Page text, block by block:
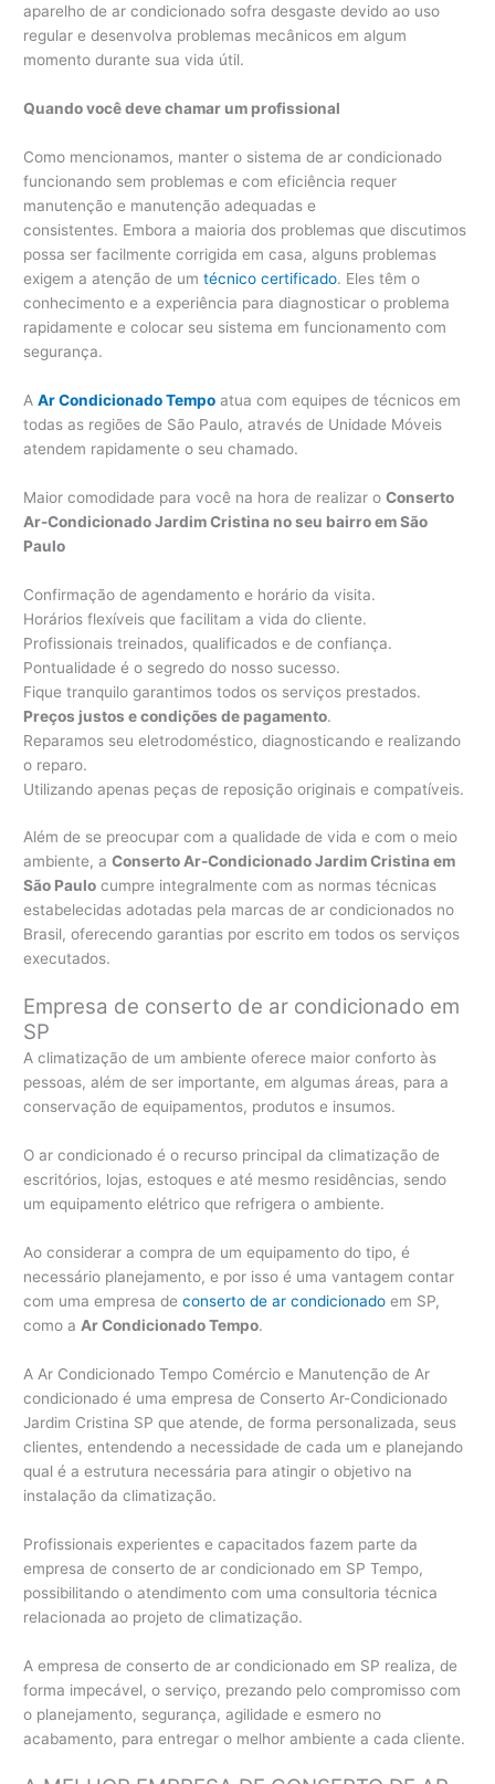
aparelho de ar condicionado sofra desgaste devido ao uso
regular e desenvolva problemas mecânicos em algum
momento durante sua vida útil.
Quando você deve chamar um profissional
Como mencionamos, manter o sistema de ar condicionado
funcionando sem problemas e com eficiência requer
manutenção e manutenção adequadas e
consistentes. Embora a maioria dos problemas que discutimos
possa ser facilmente corrigida em casa, alguns problemas
exigem a atenção de umtécnico certificado. Eles têm o
conhecimento e a experiência para diagnosticar o problema
rapidamente e colocar seu sistema em funcionamento com
segurança.
AAr Condicionado Tempo atua com equipes de técnicos em
todas as regiões de São Paulo, através de Unidade Móveis
atendem rapidamente o seu chamado.
Maior comodidade para você na hora de realizar oConserto
Ar-Condicionado Jardim Cristina no seu bairro em São
Paulo
Confirmação de agendamento e horário da visita.
Horários flexíveis que facilitam a vida do cliente.
Profissionais treinados, qualificados e de confiança.
Pontualidade é o segredo do nosso sucesso.
Fique tranquilo garantimos todos os serviços prestados.
Preços justos e condições de pagamento.
Reparamos seu eletrodoméstico, diagnosticando e realizando
o reparo.
Utilizando apenas peças de reposição originais e compatíveis.
Além de se preocupar com a qualidade de vida e com o meio
ambiente, aConserto Ar-Condicionado Jardim Cristina em
São Paulo cumpre integralmente com as normas técnicas
estabelecidas adotadas pela marcas de ar condicionados no
Brasil, oferecendo garantias por escrito em todos os serviços
executados.
Empresa de conserto de ar condicionado em
SP
A climatização de um ambiente oferece maior conforto às
pessoas, além de ser importante, em algumas áreas, para a
conservação de equipamentos, produtos e insumos.
O ar condicionado é o recurso principal da climatização de
escritórios, lojas, estoques e até mesmo residências, sendo
um equipamento elétrico que refrigera o ambiente.
Ao considerar a compra de um equipamento do tipo, é
necessário planejamento, e por isso é uma vantagem contar
com uma empresa deconserto de ar condicionado em SP,
como a Ar Condicionado Tempo.
A Ar Condicionado Tempo Comércio e Manutenção de Ar
condicionado é uma empresa de Conserto Ar-Condicionado
Jardim Cristina SP que atende, de forma personalizada, seus
clientes, entendendo a necessidade de cada um e planejando
qual é a estrutura necessária para atingir o objetivo na
instalação da climatização.
Profissionais experientes e capacitados fazem parte da
empresa de conserto de ar condicionado em SP Tempo,
possibilitando o atendimento com uma consultoria técnica
relacionada ao projeto de climatização.
A empresa de conserto de ar condicionado em SP realiza, de
forma impecável, o serviço, prezando pelo compromisso com
o planejamento, segurança, agilidade e esmero no
acabamento, para entregar o melhor ambiente a cada cliente.